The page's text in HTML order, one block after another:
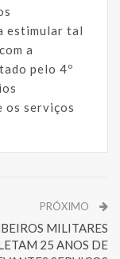
estimular tal
a
pelo 4º
os serviços
PRÓXIMO
MILITARES
25 ANOS DE